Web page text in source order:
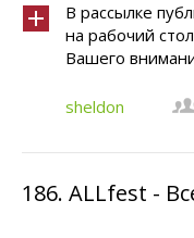
В рассылке
на рабочий
Вашего
sheldon
186. ALLfest -